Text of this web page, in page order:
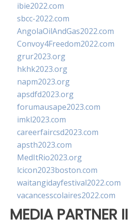
ibie2022.com
sbcc-2022.com
AngolaOilAndGas2022.com
Convoy4Freedom2022.com
grur2023.org
hkhk2023.org
napm2023.org
apsdfd2023.org
forumausape2023.com
imkl2023.com
careerfaircsd2023.com
apsth2023.com
MedItRio2023.org
lcicon2023boston.com
waitangidayfestival2022.com
vacancesscolaires2022.com
MEDIA PARTNER II